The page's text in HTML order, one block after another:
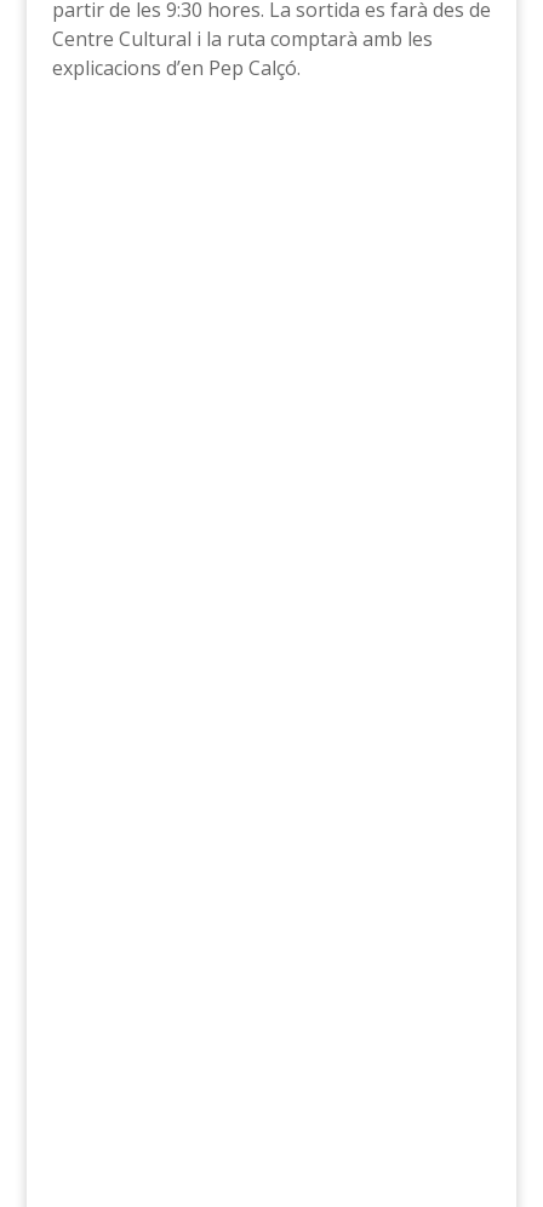
partir de les 9:30 hores. La sortida es farà des de
Centre Cultural i la ruta comptarà amb les
explicacions d’en Pep Calçó.